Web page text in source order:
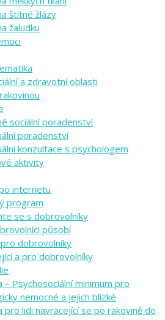
štítné žlázy
žaludku
a zdravotní oblasti
sociální poradenství
poradenství
konzultace s psychologem
aktivity
internetu
program
se s dobrovolníky
působí
pro dobrovolníky
a pro dobrovolníky
– Psychosociální minimum pro
nemocné a jejich blízké
pro lidi navracející se po rakovině do